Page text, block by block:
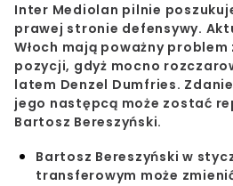
Inter Mediolan pilnie
prawej stronie defensywy.
Włoch mają poważny
pozycji, gdyż mocno
latem Denzel Dumfries.
jego następcą może zostać
Bartosz Bereszyński.
Bartosz Bereszyński w
transferowym może